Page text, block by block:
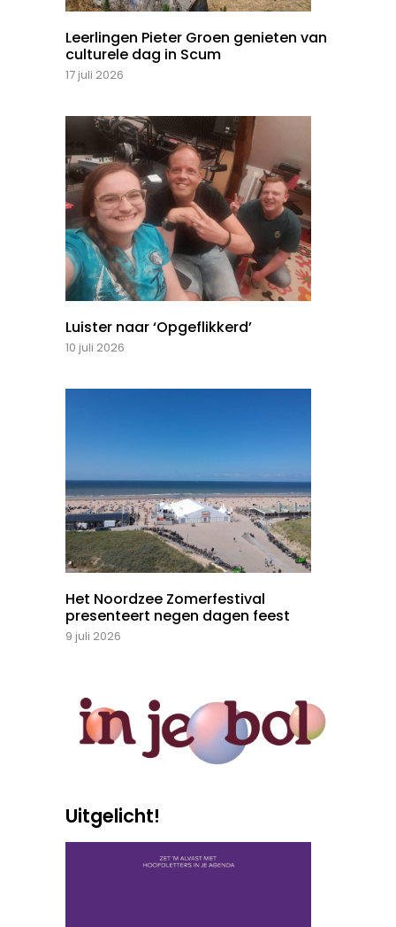
Leerlingen Pieter Groen genieten van
culturele dag in Scum
17 juli 2026
Luister naar ‘Opgeflikkerd’
10 juli 2026
Het Noordzee Zomerfestival
presenteert negen dagen feest
9 juli 2026
Uitgelicht!